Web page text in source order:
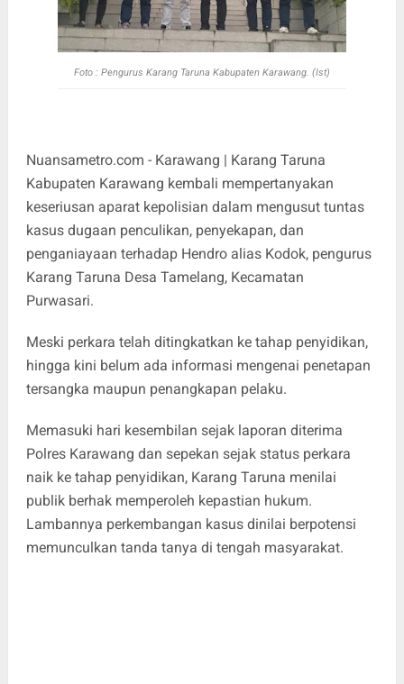
Foto : Pengurus Karang Taruna Kabupaten Karawang. (Ist)
Nuansametro.com - Karawang | Karang Taruna
Kabupaten Karawang kembali mempertanyakan
keseriusan aparat kepolisian dalam mengusut tuntas
kasus dugaan penculikan, penyekapan, dan
penganiayaan terhadap Hendro alias Kodok, pengurus
Karang Taruna Desa Tamelang, Kecamatan
Purwasari.
Meski perkara telah ditingkatkan ke tahap penyidikan,
hingga kini belum ada informasi mengenai penetapan
tersangka maupun penangkapan pelaku.
Memasuki hari kesembilan sejak laporan diterima
Polres Karawang dan sepekan sejak status perkara
naik ke tahap penyidikan, Karang Taruna menilai
publik berhak memperoleh kepastian hukum.
Lambannya perkembangan kasus dinilai berpotensi
memunculkan tanda tanya di tengah masyarakat.